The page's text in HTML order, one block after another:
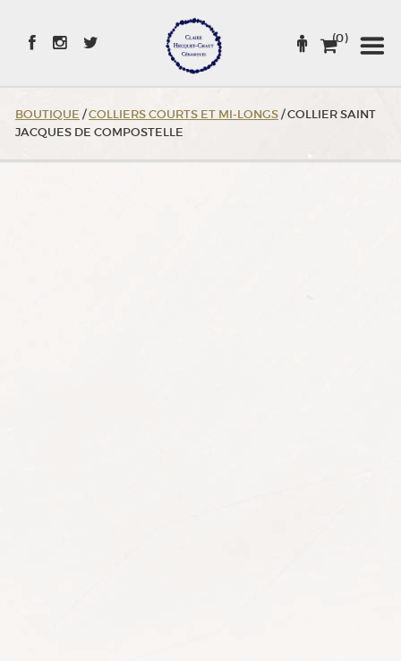
Content
(0)
BOUTIQUE /COLLIERS COURTS ET MI-LONGS/ COLLIER SAINT
JACQUES DE COMPOSTELLE